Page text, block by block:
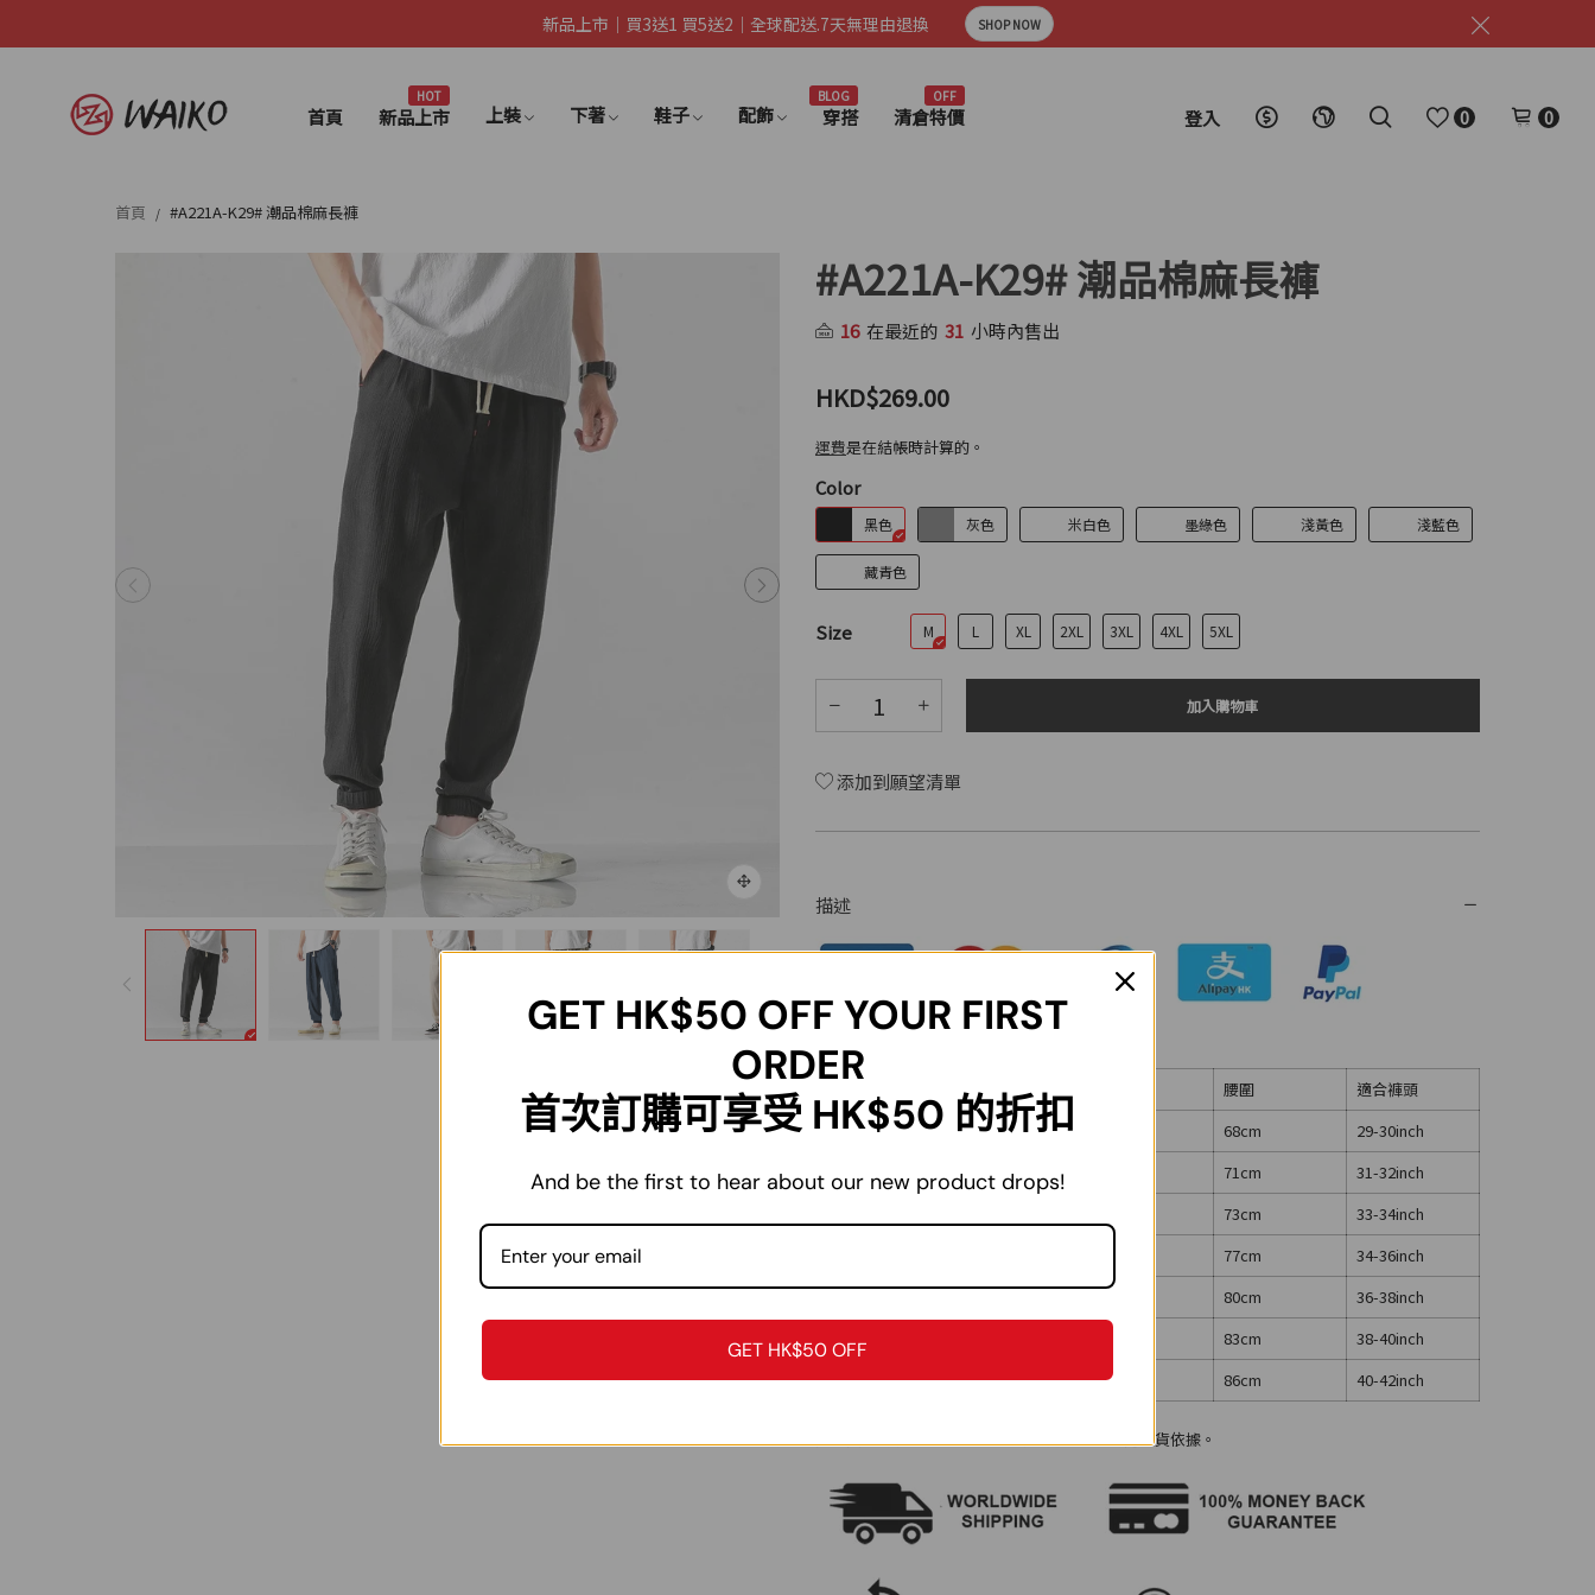
新品上市｜買3送1 買5送2｜全球配送.7天無理由退換 SHOP NOW
首頁 新品上市
HOT
上裝 下著 鞋子 配飾 穿搭
BLOG
清倉特價
OFF
登入 0 0
首頁 / #A221A-K29# 潮品棉麻長褲
#A221A-K29# 潮品棉麻長褲
16 在最近的 31 小時內售出
HKD$269.00
運費是在結帳時計算的。
Color
黑色 灰色 米白色 墨綠色 淺黃色 淺藍色
藏青色
Size M L XL 2XL 3XL 4XL 5XL
加入購物車
添加到願望清單
描述
100% 棉
冷水洗涤
褲長 腰圍
適合褲頭
M
97cm 68cm
29-30inch
98cm 71cm
31-32inch
73cm
33-34inch
77cm
34-36inch
3XL
102cm 126cm 80cm
36-38inch
4XL
83cm
38-40inch
5XL
104cm 131cm 86cm 40-42inch
注：尺碼為手工測量，僅作參考作用，不作為退換貨依據。
GET HK$50 OFF YOUR FIRST
ORDER
首次訂購可享受 HK$50 的折扣
And be the first to hear about our new product drops!
GET HK$50 OFF